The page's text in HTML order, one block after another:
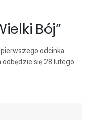
Bój”
odcinka
odbędzie się 28 lutego